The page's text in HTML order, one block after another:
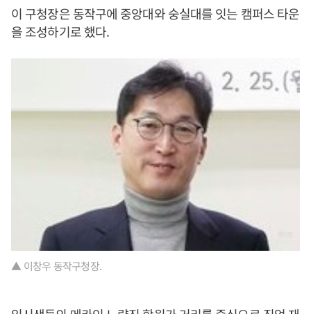
이 구청장은 동작구에 중앙대와 숭실대를 잇는 캠퍼스 타운
을 조성하기로 했다.
▲ 이창우 동작구청장.